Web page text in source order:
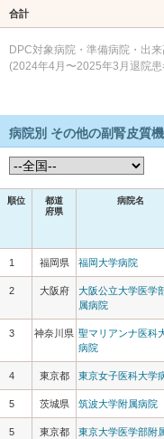
合計
DPC対象病院・準備病院・出
(2024年4月〜2025年3月退院患
病院別 その他の副腎皮質
順位
都道
府県
病院名
1 福岡県 福岡大学病院
2 大阪府
大阪公立大学医学
属病院
3 神奈川県 聖マリアンナ医科
病院
4 東京都 東京女子医科大学
5 茨城県 筑波大学附属病院
5 東京都
東京大学医学部附